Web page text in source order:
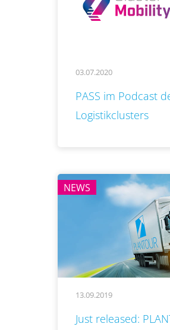
03.07.2020
PASS im Podcast
Logistikclusters
NEWS
13.09.2019
Just released: